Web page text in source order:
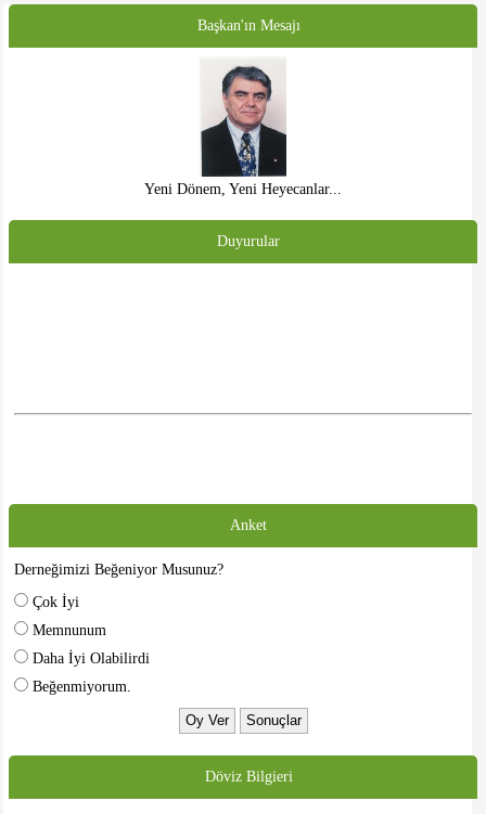
Başkan'ın Mesajı
Yeni Dönem, Yeni Heyecanlar...
Duyurular
Anket
Derneğimizi Beğeniyor Musunuz?
Çok İyi
Memnunum
Daha İyi Olabilirdi
Beğenmiyorum.
Döviz Bilgieri